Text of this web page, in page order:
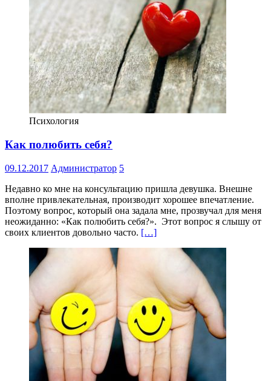
Психология
Как полюбить себя?
09.12.2017 Администратор 5
Недавно ко мне на консультацию пришла девушка. Внешне
вполне привлекательная, производит хорошее впечатление.
Поэтому вопрос, который она задала мне, прозвучал для меня
неожиданно: «Как полюбить себя?». Этот вопрос я слышу от
своих клиентов довольно часто. […]